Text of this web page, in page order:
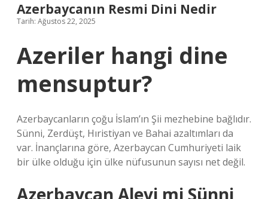
Azerbaycanın Resmi Dini Nedir
Tarih: Ağustos 22, 2025
Azeriler hangi dine
mensuptur?
Azerbaycanların çoğu İslam’ın Şii mezhebine bağlıdır.
Sünni, Zerdüşt, Hıristiyan ve Bahai azaltımları da
var. İnançlarına göre, Azerbaycan Cumhuriyeti laik
bir ülke olduğu için ülke nüfusunun sayısı net değil.
Azerbaycan Alevi mi Sünni